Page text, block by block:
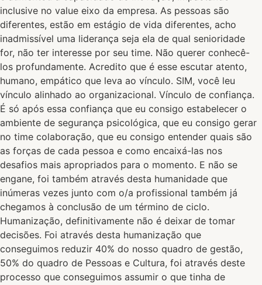
inclusive no value eixo da empresa. As pessoas são
diferentes, estão em estágio de vida diferentes, acho
inadmissível uma liderança seja ela de qual senioridade
for, não ter interesse por seu time. Não querer conhecê-
los profundamente. Acredito que é esse escutar atento,
humano, empático que leva ao vínculo. SIM, você leu
vínculo alinhado ao organizacional. Vínculo de confiança.
É só após essa confiança que eu consigo estabelecer o
ambiente de segurança psicológica, que eu consigo gerar
no time colaboração, que eu consigo entender quais são
as forças de cada pessoa e como encaixá-las nos
desafios mais apropriados para o momento. E não se
engane, foi também através desta humanidade que
inúmeras vezes junto com o/a profissional também já
chegamos à conclusão de um término de ciclo.
Humanização, definitivamente não é deixar de tomar
decisões. Foi através desta humanização que
conseguimos reduzir 40% do nosso quadro de gestão,
50% do quadro de Pessoas e Cultura, foi através deste
processo que conseguimos assumir o que tinha de